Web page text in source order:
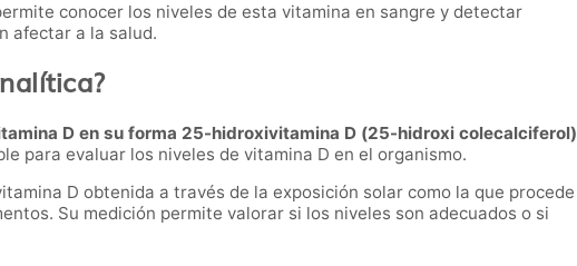
conocer los niveles de esta vitamina en sangre y detectar
afectar a la salud.
D en su forma 25-hidroxivitamina D (25-hidroxi colecalciferol)
para evaluar los niveles de vitamina D en el organismo.
D obtenida a través de la exposición solar como la que procede
Su medición permite valorar si los niveles son adecuados o si